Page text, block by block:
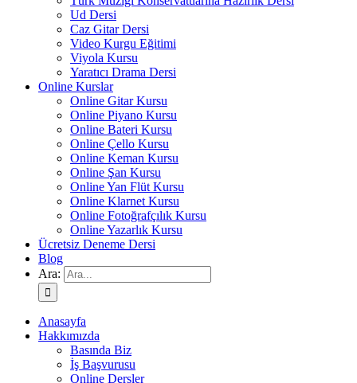
Ud Dersi
Caz Gitar Dersi
Video Kurgu Eğitimi
Viyola Kursu
Yaratıcı Drama Dersi
Online Kurslar
Online Gitar Kursu
Online Piyano Kursu
Online Bateri Kursu
Online Çello Kursu
Online Keman Kursu
Online Şan Kursu
Online Yan Flüt Kursu
Online Klarnet Kursu
Online Fotoğrafçılık Kursu
Online Yazarlık Kursu
Ücretsiz Deneme Dersi
Blog
Ara:
Anasayfa
Hakkımızda
Basında Biz
İş Başvurusu
Online Dersler